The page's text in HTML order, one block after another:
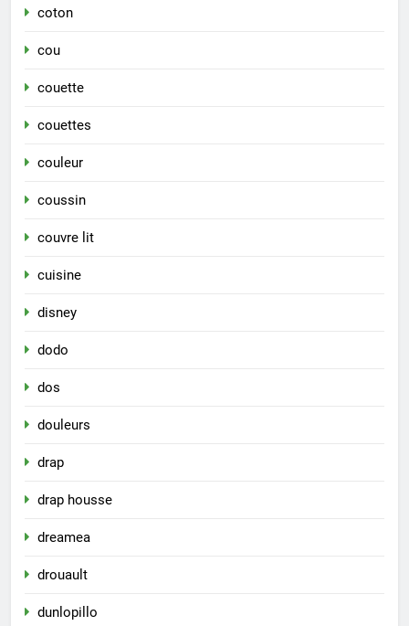
coton
cou
couette
couettes
couleur
coussin
couvre lit
cuisine
disney
dodo
dos
douleurs
drap
drap housse
dreamea
drouault
dunlopillo